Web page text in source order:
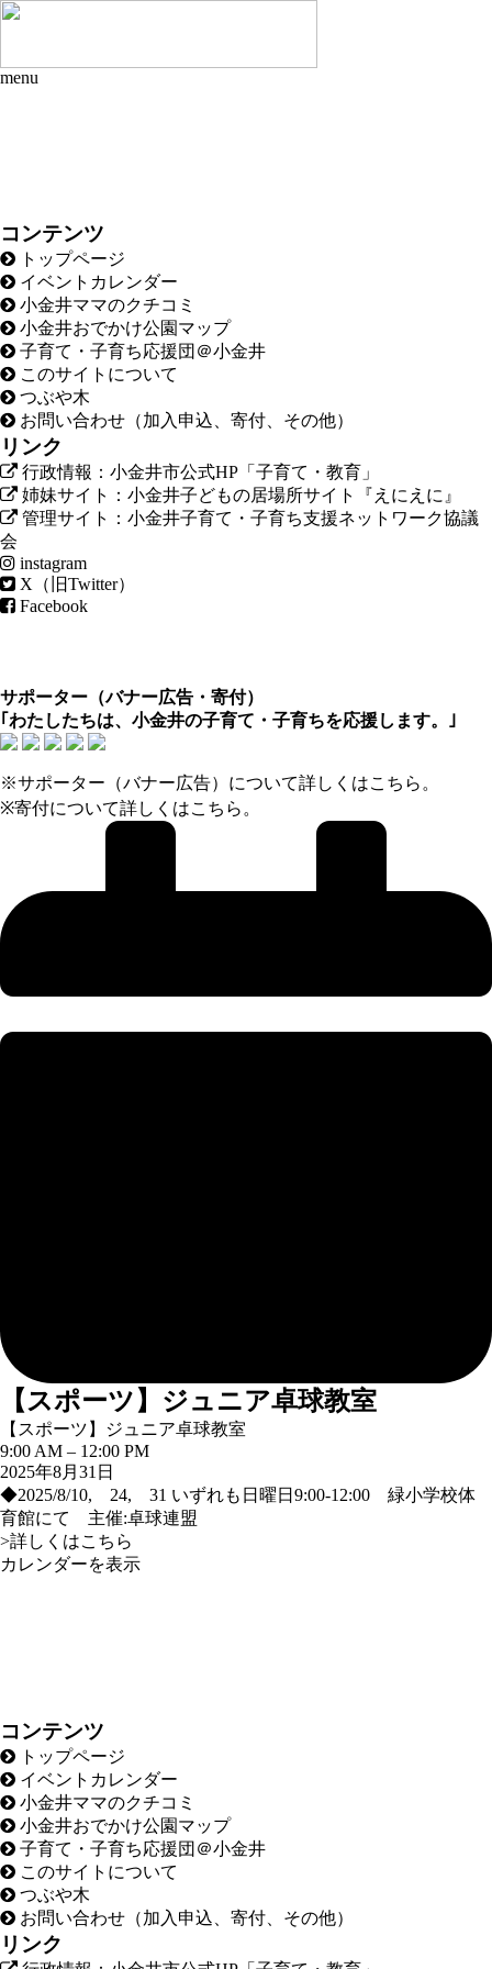
menu
コンテンツ
トップページ
イベントカレンダー
小金井ママのクチコミ
小金井おでかけ公園マップ
子育て・子育ち応援団＠小金井
このサイトについて
つぶや木
お問い合わせ（加入申込、寄付、その他）
リンク
行政情報：小金井市公式HP「子育て・教育」
姉妹サイト：小金井子どもの居場所サイト『えにえに』
管理サイト：小金井子育て・子育ち支援ネットワーク協議
会
instagram
X（旧Twitter）
Facebook
サポーター（バナー広告 ・ 寄付）
｢わたしたちは、小金井の子育て・子育ちを応援します。｣
※サポーター（バナー広告）について詳しくはこちら 。
※寄付について詳しくはこちら 。
【スポーツ】ジュニア卓球教室
【スポーツ】ジュニア卓球教室
9:00 AM – 12:00 PM
2025年8月31日
◆2025/8/10, 24, 31 いずれも日曜日9:00-12:00 緑小学校体
育館にて 主催:卓球連盟
>詳しくはこちら
カレンダーを表示
コンテンツ
トップページ
イベントカレンダー
小金井ママのクチコミ
小金井おでかけ公園マップ
子育て・子育ち応援団＠小金井
このサイトについて
つぶや木
お問い合わせ（加入申込、寄付、その他）
リンク